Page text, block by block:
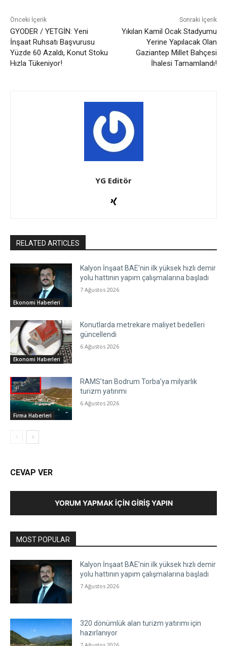
Önceki İçerik
GYODER / YETGİN: Yeni
İnşaat Ruhsatı Başvurusu
Yüzde 60 Azaldı, Konut Stoku
Hızla Tükeniyor!
Sonraki İçerik
Yıkılan Kamil Ocak Stadyumu
Yerine Yapılacak Olan
Gaziantep Millet Bahçesi
İhalesi Tamamlandı!
YG Editör
RELATED ARTICLES
Ekonomi Haberleri
Kalyon İnşaat BAE’nin ilk yüksek hızlı demir
yolu hattının yapım çalışmalarına başladı
7 Ağustos 2026
Ekonomi Haberleri
Konutlarda metrekare maliyet bedelleri
güncellendi
6 Ağustos 2026
Firma Haberleri
RAMS’tan Bodrum Torba’ya milyarlık
turizm yatırımı
6 Ağustos 2026
CEVAP VER
YORUM YAPMAK İÇIN GIRIŞ YAPIN
MOST POPULAR
Kalyon İnşaat BAE’nin ilk yüksek hızlı demir
yolu hattının yapım çalışmalarına başladı
7 Ağustos 2026
320 dönümlük alan turizm yatırımı için
hazırlanıyor